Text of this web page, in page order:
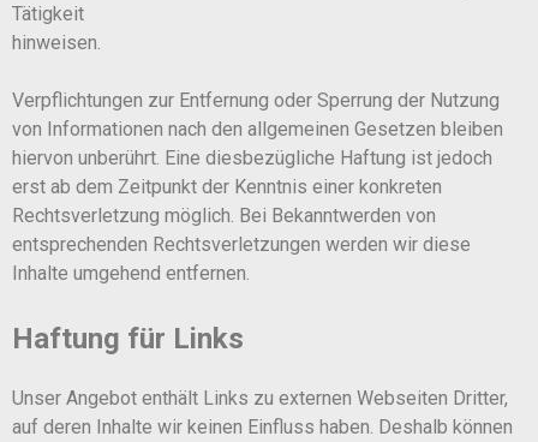
Tätigkeit
hinweisen.
Verpflichtungen zur Entfernung oder Sperrung der Nutzung
von Informationen nach den allgemeinen Gesetzen bleiben
hiervon unberührt. Eine diesbezügliche Haftung ist jedoch
erst ab dem Zeitpunkt der Kenntnis einer konkreten
Rechtsverletzung möglich. Bei Bekanntwerden von
entsprechenden Rechtsverletzungen werden wir diese
Inhalte umgehend entfernen.
Haftung für Links
Unser Angebot enthält Links zu externen Webseiten Dritter,
auf deren Inhalte wir keinen Einfluss haben. Deshalb können